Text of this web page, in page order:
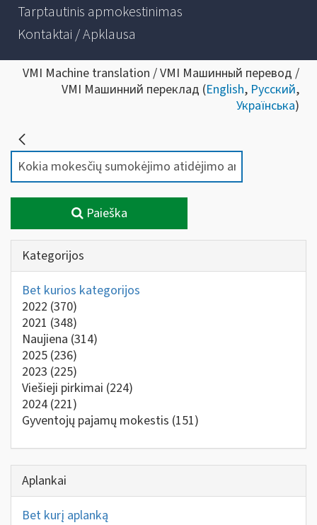
Tarptautinis apmokestinimas
Kontaktai / Apklausa
VMI Machine translation / VMI Машинный перевод /
VMI Машинний переклад (English, Русский,
Українська)
Paieška
Kategorijos
Bet kurios kategorijos
2022 (370)
2021 (348)
Naujiena (314)
2025 (236)
2023 (225)
Viešieji pirkimai (224)
2024 (221)
Gyventojų pajamų mokestis (151)
Aplankai
Bet kurį aplanką